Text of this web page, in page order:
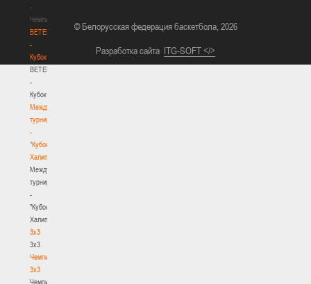
-
Чемпионат
BETERA
-
Кубок
BETERA
-
Кубок
Международный
турнир
-
"Кубок
Халипского"
Международный
турнир
-
"Кубок
Халипского"
3x3
3x3
Чемпионат
3х3
Чемпионат
© Белорусская федерация баскетбола, 2026
Разработка сайта ITG-SOFT </>